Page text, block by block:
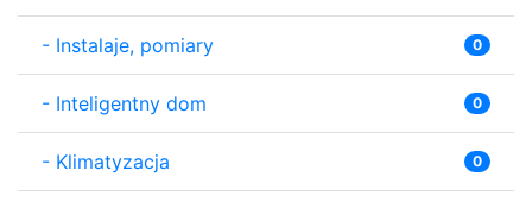
- Instalaje, pomiary 0
- Inteligentny dom 0
- Klimatyzacja 0